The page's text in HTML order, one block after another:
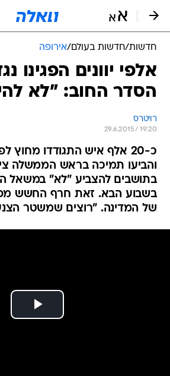
חדשות/חדשות בעולם/אירופה
אלפי יוונים הפגינו
הסדר החוב: "לא
רויטרס
29.6.2015 / 19:20
כ-20 אלף איש התגודדו מחוץ
והביעו תמיכה בראש הממשלה
בתושבים להצביע "לא" במשאל
בשבוע הבא. זאת חרף החשש
של המדינה. "רוצים שמשטר